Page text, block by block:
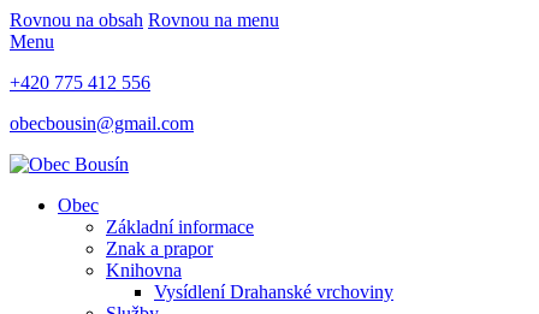
Rovnou na obsah Rovnou na menu
Menu
+420 775 412 556
obecbousin@gmail.com
Obec
Základní informace
Znak a prapor
Knihovna
Vysídlení Drahanské vrchoviny